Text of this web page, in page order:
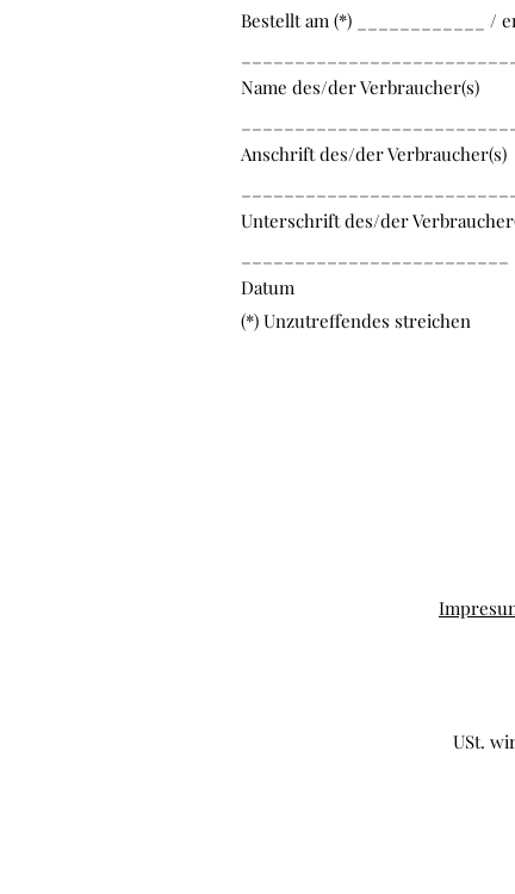
Bestellt am (*) ____________ /
Name des/der Verbraucher(s)
Anschrift des/der Verbraucher(s)
Unterschrift des/der
Datum
(*) Unzutreffendes streichen
USt.